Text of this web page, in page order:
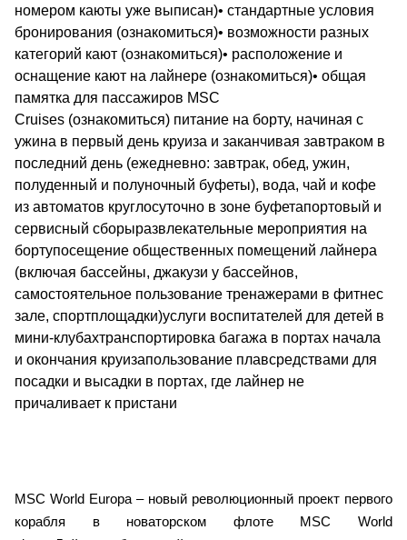
MSC World Europa – новый революционный проект первого
корабля в новаторском флоте MSC World
номером каюты уже выписан)• стандартные условия
бронирования (ознакомиться)• возможности разных
категорий кают (ознакомиться)• расположение и
оснащение кают на лайнере (ознакомиться)• общая
памятка для пассажиров MSC
Cruises (ознакомиться) питание на борту, начиная с
ужина в первый день круиза и заканчивая завтраком в
последний день (ежедневно: завтрак, обед, ужин,
полуденный и полуночный буфеты), вода, чай и кофе
из автоматов круглосуточно в зоне буфетапортовый и
сервисный сборыразвлекательные мероприятия на
бортупосещение общественных помещений лайнера
(включая бассейны, джакузи у бассейнов,
самостоятельное пользование тренажерами в фитнес
зале, спортплощадки)услуги воспитателей для детей в
мини-клубахтранспортировка багажа в портах начала
и окончания круизапользование плавсредствами для
посадки и высадки в портах, где лайнер не
причаливает к пристани